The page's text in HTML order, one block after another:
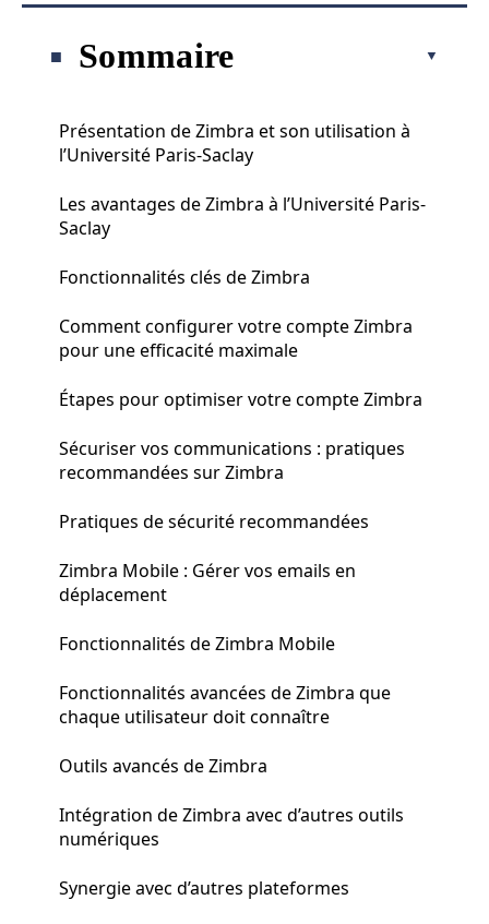
Sommaire
Présentation de Zimbra et son utilisation à
l’Université Paris-Saclay
Les avantages de Zimbra à l’Université Paris-
Saclay
Fonctionnalités clés de Zimbra
Comment configurer votre compte Zimbra
pour une efficacité maximale
Étapes pour optimiser votre compte Zimbra
Sécuriser vos communications : pratiques
recommandées sur Zimbra
Pratiques de sécurité recommandées
Zimbra Mobile : Gérer vos emails en
déplacement
Fonctionnalités de Zimbra Mobile
Fonctionnalités avancées de Zimbra que
chaque utilisateur doit connaître
Outils avancés de Zimbra
Intégration de Zimbra avec d’autres outils
numériques
Synergie avec d’autres plateformes